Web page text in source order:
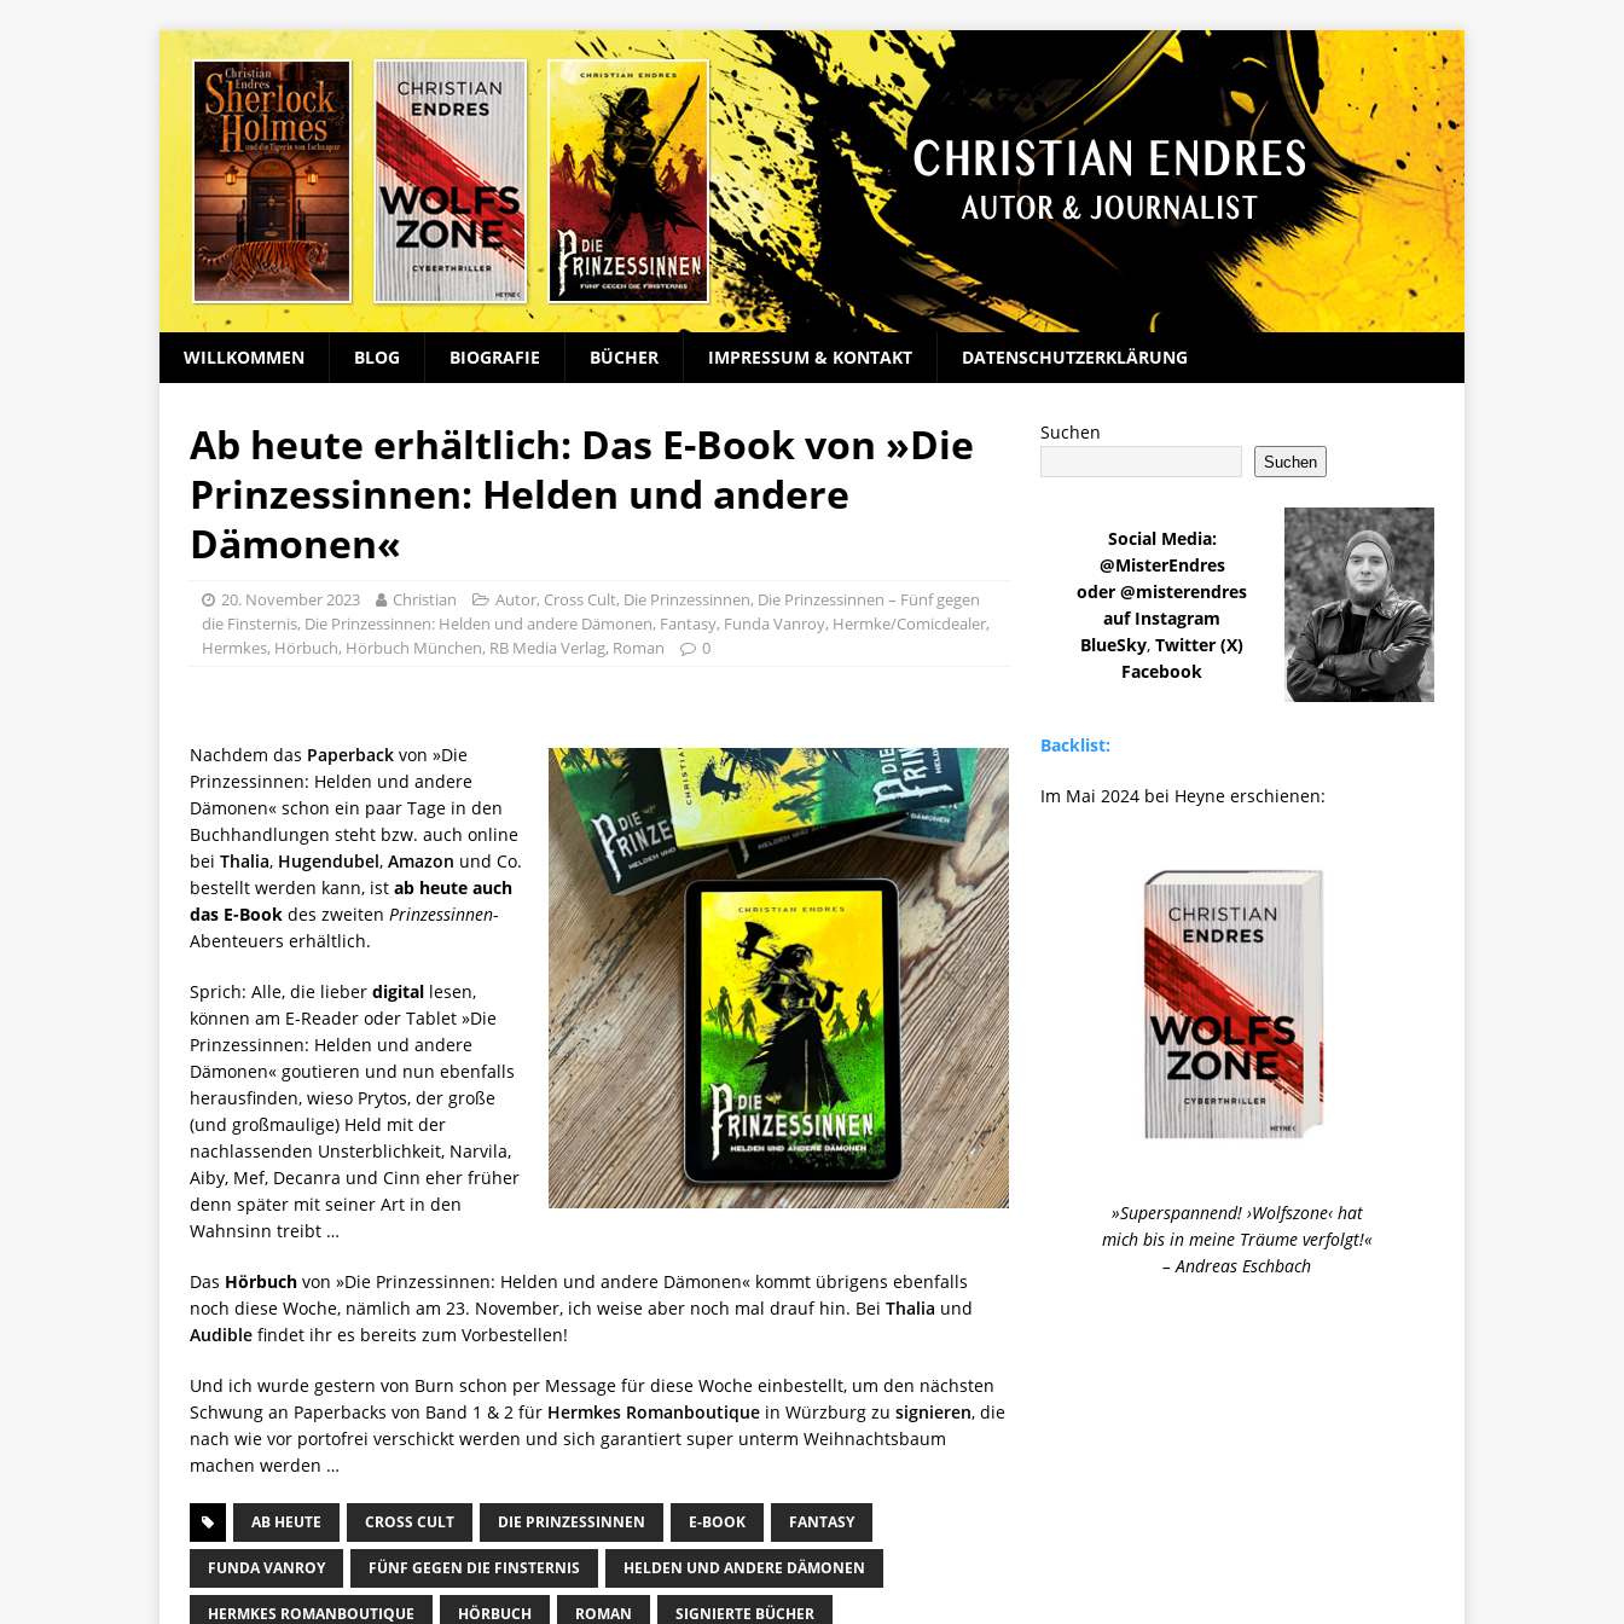
WILLKOMMEN BLOG BIOGRAFIE BÜCHER IMPRESSUM & KONTAKT DATENSCHUTZERKLÄRUNG
Ab heute erhältlich: Das E-Book von »Die
Prinzessinnen: Helden und andere
Dämonen«
20. November 2023 Christian Autor, Cross Cult, Die Prinzessinnen, Die Prinzessinnen – Fünf gegen
die Finsternis, Die Prinzessinnen: Helden und andere Dämonen, Fantasy, Funda Vanroy, Hermke/Comicdealer,
Hermkes, Hörbuch, Hörbuch München, RB Media Verlag, Roman 0
Nachdem das Paperback von »Die
Prinzessinnen: Helden und andere
Dämonen« schon ein paar Tage in den
Buchhandlungen steht bzw. auch online
bei Thalia, Hugendubel, Amazon und Co.
bestellt werden kann, ist ab heute auch
das E-Book des zweiten Prinzessinnen-
Abenteuers erhältlich.
Sprich: Alle, die lieber digital lesen,
können am E-Reader oder Tablet »Die
Prinzessinnen: Helden und andere
Dämonen« goutieren und nun ebenfalls
herausfinden, wieso Prytos, der große
(und großmaulige) Held mit der
nachlassenden Unsterblichkeit, Narvila,
Aiby, Mef, Decanra und Cinn eher früher
denn später mit seiner Art in den
Wahnsinn treibt …
Das Hörbuch von »Die Prinzessinnen: Helden und andere Dämonen« kommt übrigens ebenfalls
noch diese Woche, nämlich am 23. November, ich weise aber noch mal drauf hin. Bei Thalia und
Audible findet ihr es bereits zum Vorbestellen!
Und ich wurde gestern von Burn schon per Message für diese Woche einbestellt, um den nächsten
Schwung an Paperbacks von Band 1 & 2 für Hermkes Romanboutique in Würzburg zu signieren, die
nach wie vor portofrei verschickt werden und sich garantiert super unterm Weihnachtsbaum
machen werden …
AB HEUTE CROSS CULT DIE PRINZESSINNEN E-BOOK FANTASY
FUNDA VANROY FÜNF GEGEN DIE FINSTERNIS HELDEN UND ANDERE DÄMONEN
HERMKES ROMANBOUTIQUE HÖRBUCH ROMAN SIGNIERTE BÜCHER
Suchen
Suchen
Social Media:
@MisterEndres
oder @misterendres
auf Instagram
BlueSky,Twitter (X)
Facebook
Backlist:
Im Mai 2024 bei Heyne erschienen:
»Superspannend! ›Wolfszone‹ hat
mich bis in meine Träume verfolgt!«
– Andreas Eschbach